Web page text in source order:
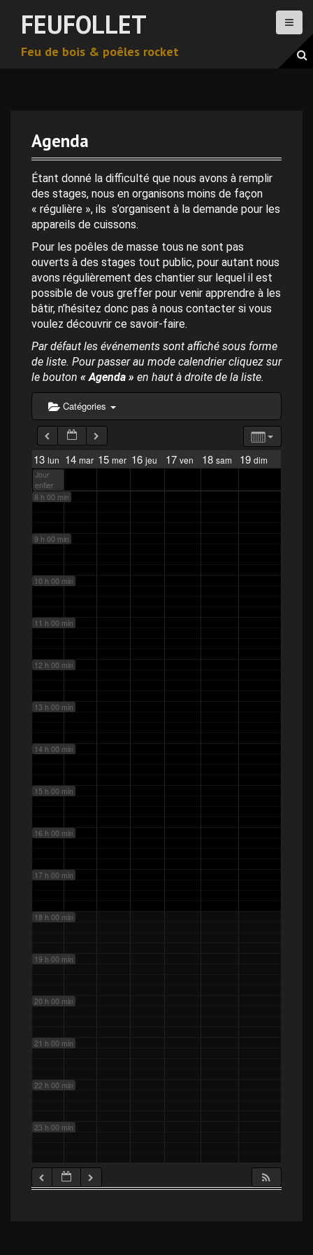
FEUFOLLET
Feu de bois & poêles rocket
Agenda
Étant donné la difficulté que nous avons à remplir
des stages, nous en organisons moins de façon
« régulière », ils s’organisent à la demande pour les
appareils de cuissons.
Pour les poêles de masse tous ne sont pas
ouverts à des stages tout public, pour autant nous
avons régulièrement des chantier sur lequel il est
possible de vous greffer pour venir apprendre à les
bâtir, n’hésitez donc pas à nous contacter si vous
voulez découvrir ce savoir-faire.
Par défaut les événements sont affiché sous forme
de liste. Pour passer au mode calendrier cliquez sur
le bouton « Agenda » en haut à droite de la liste.
Catégories
13 lun 14 mar 15 mer 16 jeu 17 ven 18 sam 19 dim
Jour
entier
0 h 00 min
1 h 00 min
2 h 00 min
3 h 00 min
4 h 00 min
5 h 00 min
6 h 00 min
7 h 00 min
8 h 00 min
9 h 00 min
10 h 00 min
11 h 00 min
12 h 00 min
13 h 00 min
14 h 00 min
15 h 00 min
16 h 00 min
17 h 00 min
18 h 00 min
19 h 00 min
20 h 00 min
21 h 00 min
22 h 00 min
23 h 00 min